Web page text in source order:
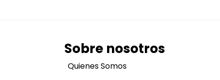
Sobre nosotros
Quienes Somos